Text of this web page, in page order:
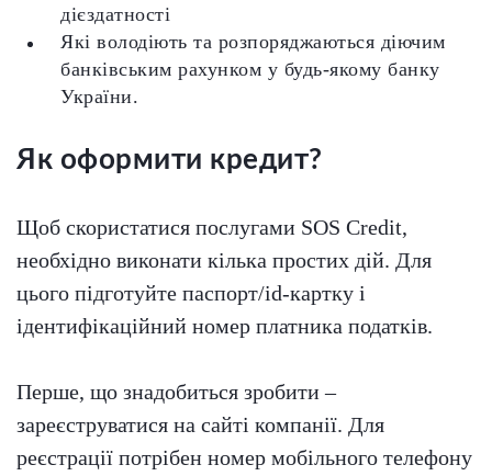
дієздатності
Які володіють та розпоряджаються діючим
банківським рахунком у будь-якому банку
України.
Як оформити кредит?
Щоб скористатися послугами SOS Credit,
необхідно виконати кілька простих дій. Для
цього підготуйте паспорт/id-картку і
ідентифікаційний номер платника податків.
Перше, що знадобиться зробити –
зареєструватися на сайті компанії. Для
реєстрації потрібен номер мобільного телефону